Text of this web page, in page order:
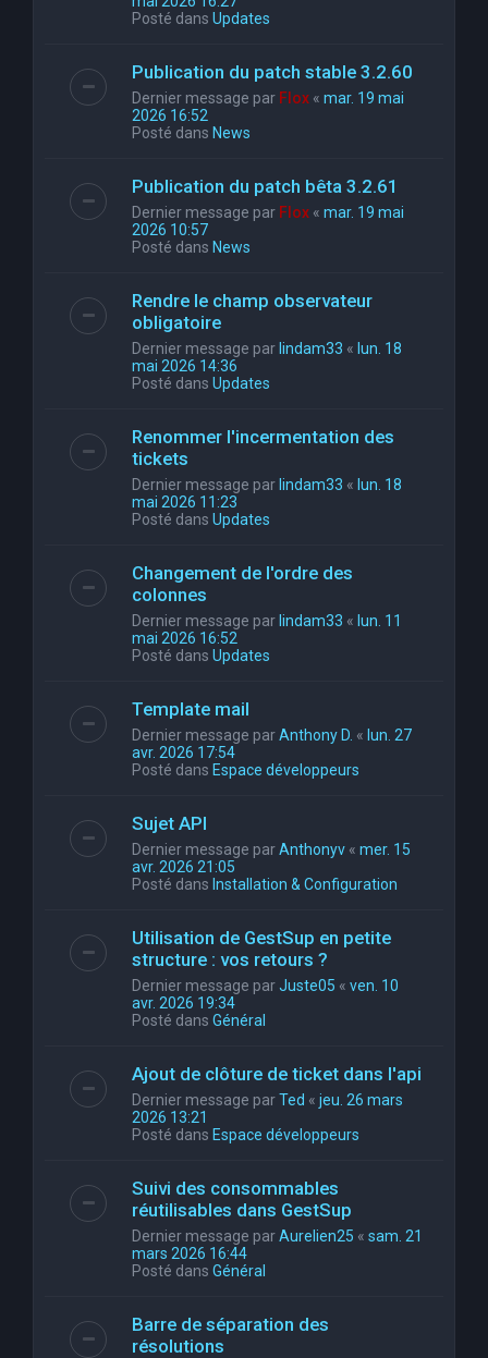
Posté dans Updates
Publication du patch stable 3.2.60
Dernier message par Flox « mar. 19 mai
2026 16:52
Posté dans News
Publication du patch bêta 3.2.61
Dernier message par Flox « mar. 19 mai
2026 10:57
Posté dans News
Rendre le champ observateur
obligatoire
Dernier message parlindam33 « lun. 18
mai 2026 14:36
Posté dans Updates
Renommer l'incermentation des
tickets
Dernier message parlindam33 « lun. 18
mai 2026 11:23
Posté dans Updates
Changement de l'ordre des
colonnes
Dernier message parlindam33 « lun. 11
mai 2026 16:52
Posté dans Updates
Template mail
Dernier message parAnthony D. « lun. 27
avr. 2026 17:54
Posté dans Espace développeurs
Sujet API
Dernier message parAnthonyv « mer. 15
avr. 2026 21:05
Posté dans Installation & Configuration
Utilisation de GestSup en petite
structure : vos retours ?
Dernier message parJuste05 « ven. 10
avr. 2026 19:34
Posté dans Général
Ajout de clôture de ticket dans l'api
Dernier message parTed « jeu. 26 mars
2026 13:21
Posté dans Espace développeurs
Suivi des consommables
réutilisables dans GestSup
Dernier message parAurelien25 « sam. 21
mars 2026 16:44
Posté dans Général
Barre de séparation des
résolutions